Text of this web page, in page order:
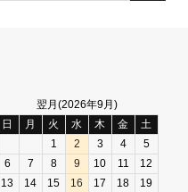
翌月(2026年9月)
日
月 火 水 木 金
土
1
2 3 4
5
6
7 8 9 10 11
12
13
14 15 16 17 18
19